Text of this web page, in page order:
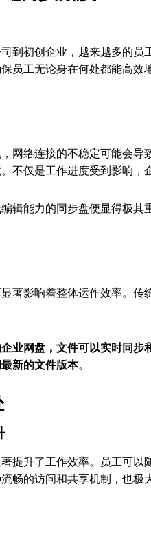
到初创企业，越来越多的
员工无论身在何处都能高
网络连接的不稳定可能会
不仅是工作进度受到影响，
辑能力的同步盘便显得极
著影响着整体运作效率。
业网盘，文件可以实时同
新的文件版本。
提升了工作效率。员工可
畅的访问和共享机制，也极